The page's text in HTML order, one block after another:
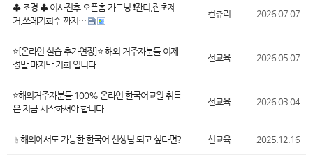
♣ 조경 ♣ 이사전후 오픈홈 가드닝 ❗잔디,잡초제
거,쓰레기회수 까지…
컨츄리 2026.07.07
⭐[온라인 실습 추가연장]⭐ 해외 거주자분들 이제
정말 마지막 기회 입니다.
선교육 2026.05.07
⭐해외거주자분들 100% 온라인 한국어교원 취득
은 지금 시작하셔야 합니다.
선교육 2026.03.04
☝️해외에서도 가능한 한국어 선생님 되고 싶다면? 선교육 2025.12.16